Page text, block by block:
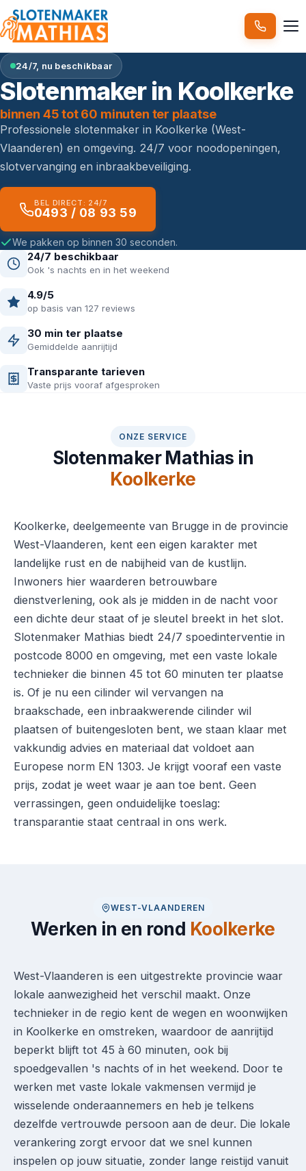
24/7, nu beschikbaar
Slotenmaker in Koolkerke
binnen 45 tot 60 minuten ter plaatse
Professionele slotenmaker in Koolkerke (West-
Vlaanderen) en omgeving. 24/7 voor noodopeningen,
slotvervanging en inbraakbeveiliging.
BEL DIRECT: 24/7
0493 / 08 93 59
We pakken op binnen 30 seconden.
24/7 beschikbaar
Ook 's nachts en in het weekend
4.9/5
op basis van 127 reviews
30 min ter plaatse
Gemiddelde aanrijtijd
Transparante tarieven
Vaste prijs vooraf afgesproken
ONZE SERVICE
Slotenmaker Mathias in
Koolkerke
Koolkerke, deelgemeente van Brugge in de provincie
West-Vlaanderen, kent een eigen karakter met
landelijke rust en de nabijheid van de kustlijn.
Inwoners hier waarderen betrouwbare
dienstverlening, ook als je midden in de nacht voor
een dichte deur staat of je sleutel breekt in het slot.
Slotenmaker Mathias biedt 24/7 spoedinterventie in
postcode 8000 en omgeving, met een vaste lokale
technieker die binnen 45 tot 60 minuten ter plaatse
is. Of je nu een cilinder wil vervangen na
braakschade, een inbraakwerende cilinder wil
plaatsen of buitengesloten bent, we staan klaar met
vakkundig advies en materiaal dat voldoet aan
Europese norm EN 1303. Je krijgt vooraf een vaste
prijs, zodat je weet waar je aan toe bent. Geen
verrassingen, geen onduidelijke toeslag:
transparantie staat centraal in ons werk.
WEST-VLAANDEREN
Werken in en rond Koolkerke
West-Vlaanderen is een uitgestrekte provincie waar
lokale aanwezigheid het verschil maakt. Onze
technieker in de regio kent de wegen en woonwijken
in Koolkerke en omstreken, waardoor de aanrijtijd
beperkt blijft tot 45 à 60 minuten, ook bij
spoedgevallen 's nachts of in het weekend. Door te
werken met vaste lokale vakmensen vermijd je
wisselende onderaannemers en heb je telkens
dezelfde vertrouwde persoon aan de deur. Die lokale
verankering zorgt ervoor dat we snel kunnen
inspelen op jouw situatie, zonder lange reistijd vanuit